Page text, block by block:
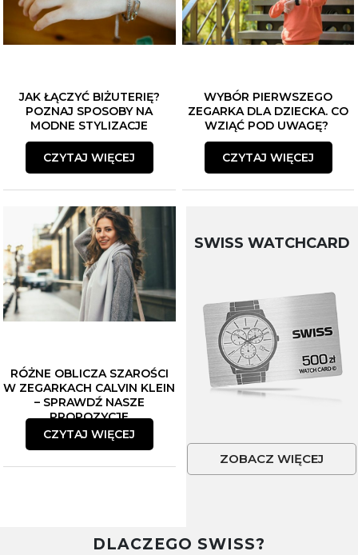
JAK ŁĄCZYĆ BIŻUTERIĘ?
POZNAJ SPOSOBY NA
MODNE STYLIZACJE
CZYTAJ WIĘCEJ
WYBÓR PIERWSZEGO
ZEGARKA DLA DZIECKA. CO
WZIĄĆ POD UWAGĘ?
CZYTAJ WIĘCEJ
RÓŻNE OBLICZA SZAROŚCI
W ZEGARKACH CALVIN KLEIN
– SPRAWDŹ NASZE
PROPOZYCJE
CZYTAJ WIĘCEJ
SWISS WATCHCARD
ZOBACZ WIĘCEJ
DLACZEGO SWISS?